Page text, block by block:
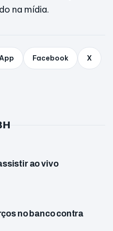
na mídia.
Facebook X
ao vivo
no banco contra